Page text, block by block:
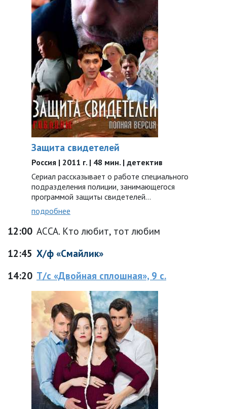
Защита свидетелей
Россия | 2011 г. | 48 мин. | детектив
Сериал рассказывает о работе специального
подразделения полиции, занимающегося
программой защиты свидетелей…
подробнее
12:00 АССА. Кто любит, тот любим
12:45 Х/ф «Смайлик»
14:20 Т/с «Двойная сплошная», 9 с.